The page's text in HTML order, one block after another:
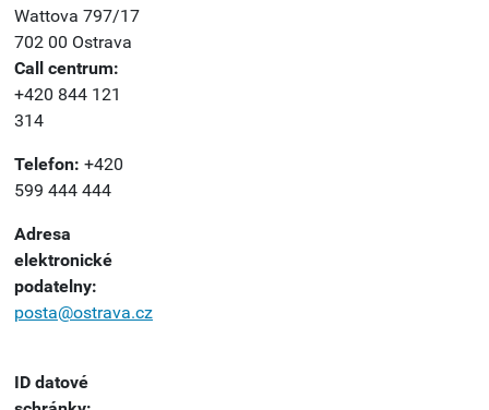
Wattova 797/17
702 00 Ostrava
Call centrum:
+420 844 121
314
Telefon: +420
599 444 444
Adresa
elektronické
podatelny:
posta@ostrava.cz
ID datové